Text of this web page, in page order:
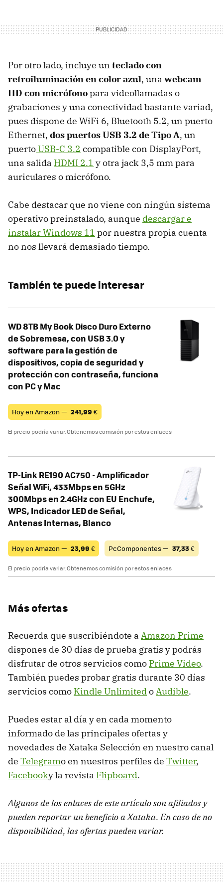
Por otro lado, incluye un teclado con
retroiluminación en color azul, una webcam
HD con micrófonopara videollamadas o
grabaciones y una conectividad bastante variad,
pues dispone de WiFi 6, Bluetooth 5.2, un puerto
Ethernet, dos puertos USB 3.2 de Tipo A, un
puertoUSB-C 3.2 compatible con DisplayPort,
una salida HDMI 2.1 y otra jack 3,5 mm para
auriculares o micrófono.
Cabe destacar que no viene con ningún sistema
operativo preinstalado, aunque descargar e
instalar Windows 11 por nuestra propia cuenta
no nos llevará demasiado tiempo.
También te puede interesar
WD 8TB My Book Disco Duro Externo
de Sobremesa, con USB 3.0 y
software para la gestión de
dispositivos, copia de seguridad y
protección con contraseña, funciona
con PC y Mac
Hoy en Amazon — 241,99 €
El precio podría variar. Obtenemos comisión por estos enlaces
TP-Link RE190 AC750 - Amplificador
Señal WiFi, 433Mbps en 5GHz
300Mbps en 2.4GHz con EU Enchufe,
WPS, Indicador LED de Señal,
Antenas Internas, Blanco
Hoy en Amazon — 23,99 € PcComponentes — 37,33€
El precio podría variar. Obtenemos comisión por estos enlaces
Más ofertas
Recuerda que suscribiéndote a Amazon Prime
dispones de 30 días de prueba gratis y podrás
disfrutar de otros servicios como Prime Video.
También puedes probar gratis durante 30 días
servicios como Kindle UnlimitedoAudible.
Puedes estar al día y en cada momento
informado de las principales ofertas y
novedades de Xataka Selección en nuestro canal
de Telegramo en nuestros perfiles de Twitter,
Facebooky la revista Flipboard.
Algunos de los enlaces de este artículo son afiliados y
pueden reportar un beneficio a Xataka. En caso de no
disponibilidad, las ofertas pueden variar.